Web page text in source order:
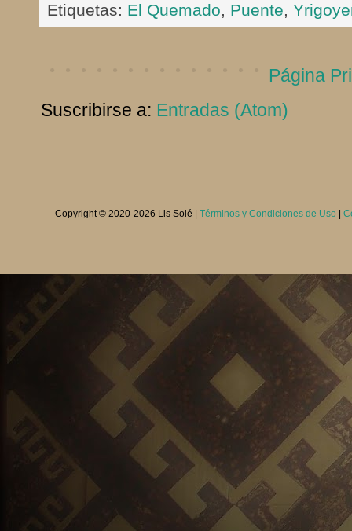
Etiquetas: El Quemado, Puente,
Página
Suscribirse a: Entradas (Atom)
Copyright © 2020-2026 Lis Solé | Términos y Condiciones de Uso